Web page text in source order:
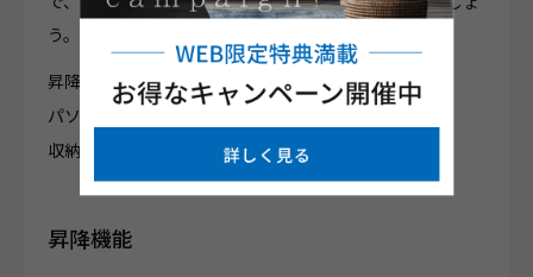
う。
昇降機能
パソコンラック機能
収納機能
昇降機能